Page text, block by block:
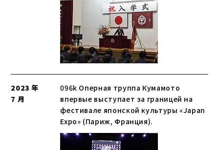
2023 年
7 月
096k Оперная труппа Кумамото
впервые выступает за границей на
фестивале японской культуры «Japan
Expo» (Париж, Франция).